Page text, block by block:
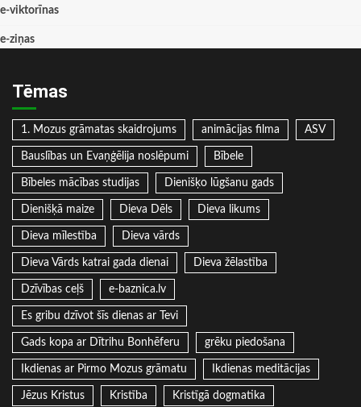
e-viktorīnas
e-ziņas
Tēmas
1. Mozus grāmatas skaidrojums animācijas filma ASV
Bauslības un Evaņģēlija noslēpumi Bībele
Bībeles mācības studijas Dienišķo lūgšanu gads
Dienišķā maize Dieva Dēls Dieva likums
Dieva mīlestība Dieva vārds
Dieva Vārds katrai gada dienai Dieva žēlastība
Dzīvības ceļš e-baznica.lv
Es gribu dzīvot šīs dienas ar Tevi
Gads kopa ar Dītrihu Bonhēferu grēku piedošana
Ikdienas ar Pirmo Mozus grāmatu Ikdienas meditācijas
Jēzus Kristus Kristība Kristīgā dogmatika